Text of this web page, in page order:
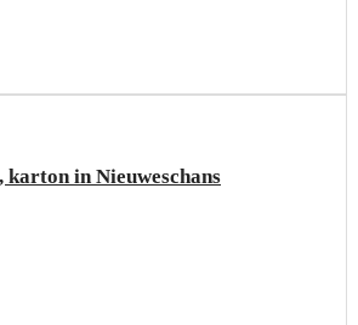
in Nieuweschans